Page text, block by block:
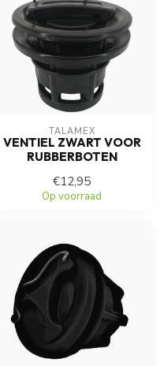
TALAMEX
VENTIEL ZWART VOOR
RUBBERBOTEN
€12,95
Op voorraad